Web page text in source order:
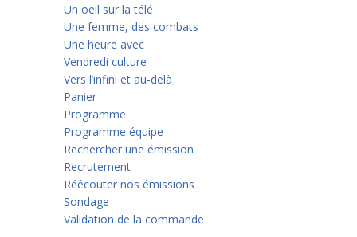
Un oeil sur la télé
Une femme, des combats
Une heure avec
Vendredi culture
Vers l’infini et au-delà
Panier
Programme
Programme équipe
Rechercher une émission
Recrutement
Réécouter nos émissions
Sondage
Validation de la commande